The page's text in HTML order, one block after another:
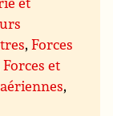
,Forces
Forces et
,